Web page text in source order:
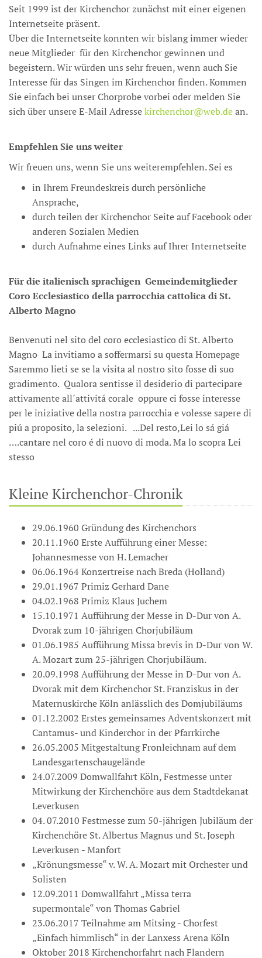
Seit 1999 ist der Kirchenchor zunächst mit einer eigenen
Internetseite präsent.
Über die Internetseite konnten wir bislang immer wieder
neue Mitglieder für den Kirchenchor gewinnen und
begeistern. Wir würden uns sehr freuen, wenn auch Sie
Interesse für das Singen im Kirchenchor finden. Kommen
Sie einfach bei unser Chorprobe vorbei oder melden Sie
sich über unsere E-Mail Adressekirchenchor@web.dean.
Empfehlen Sie uns weiter
Wir freuen uns, wenn Sie uns weiterempfehlen. Sei es
in Ihrem Freundeskreis durch persönliche
Ansprache,
durch teilen der Kirchenchor Seite auf Facebook oder
anderen Sozialen Medien
durch Aufnahme eines Links auf Ihrer Internetseite
Für die italienisch sprachigen Gemeindemitglieder
Coro Ecclesiastico della parrocchia cattolica di St.
Alberto Magno
Benvenuti nel sito del coro ecclesiastico di St. Alberto
Magno La invitiamo a soffermarsi su questa Homepage
Saremmo lieti se se la visita al nostro sito fosse di suo
gradimento. Qualora sentisse il desiderio di partecipare
attivamente all´attivitá corale oppure ci fosse interesse
per le iniziative della nostra parrocchia e volesse sapere di
piú a proposito, la selezioni. ...Del resto,Lei lo sá giá
….cantare nel coro é di nuovo di moda. Ma lo scopra Lei
stesso
Kleine Kirchenchor-Chronik
29.06.1960 Gründung des Kirchenchors
20.11.1960 Erste Aufführung einer Messe:
Johannesmesse von H. Lemacher
06.06.1964 Konzertreise nach Breda (Holland)
29.01.1967 Primiz Gerhard Dane
04.02.1968 Primiz Klaus Juchem
15.10.1971 Aufführung der Messe in D-Dur von A.
Dvorak zum 10-jährigen Chorjubiläum
01.06.1985 Aufführung Missa brevis in D-Dur von W.
A. Mozart zum 25-jährigen Chorjubiläum.
20.09.1998 Aufführung der Messe in D-Dur von A.
Dvorak mit dem Kirchenchor St. Franziskus in der
Maternuskirche Köln anlässlich des Domjubiläums
01.12.2002 Erstes gemeinsames Adventskonzert mit
Cantamus- und Kinderchor in der Pfarrkirche
26.05.2005 Mitgestaltung Fronleichnam auf dem
Landesgartenschaugelände
24.07.2009 Domwallfahrt Köln, Festmesse unter
Mitwirkung der Kirchenchöre aus dem Stadtdekanat
Leverkusen
04. 07.2010 Festmesse zum 50-jährigen Jubiläum der
Kirchenchöre St. Albertus Magnus und St. Joseph
Leverkusen - Manfort
„Krönungsmesse“ v. W. A. Mozart mit Orchester und
Solisten
12.09.2011 Domwallfahrt „Missa terra
supermontale“ von Thomas Gabriel
23.06.2017 Teilnahme am Mitsing - Chorfest
„Einfach himmlisch“ in der Lanxess Arena Köln
Oktober 2018 Kirchenchorfahrt nach Flandern